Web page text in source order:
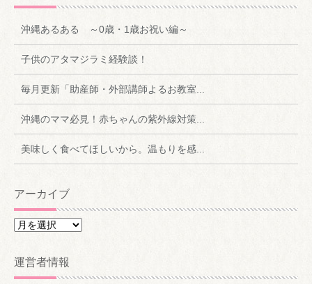
沖縄あるある ～0歳・1歳お祝い編～
子供のアタマジラミ経験談！
毎月更新「助産師・外部講師よるお教室...
沖縄のママ必見！赤ちゃんの紫外線対策...
美味しく食べてほしいから。温もりを感...
アーカイブ
ア
カ
イ
運営者情報